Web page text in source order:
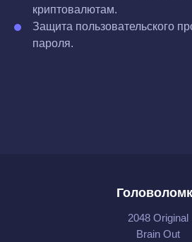
криптовалютам.
Защита пользовательского
пароля.
2048 Original
Brain Out